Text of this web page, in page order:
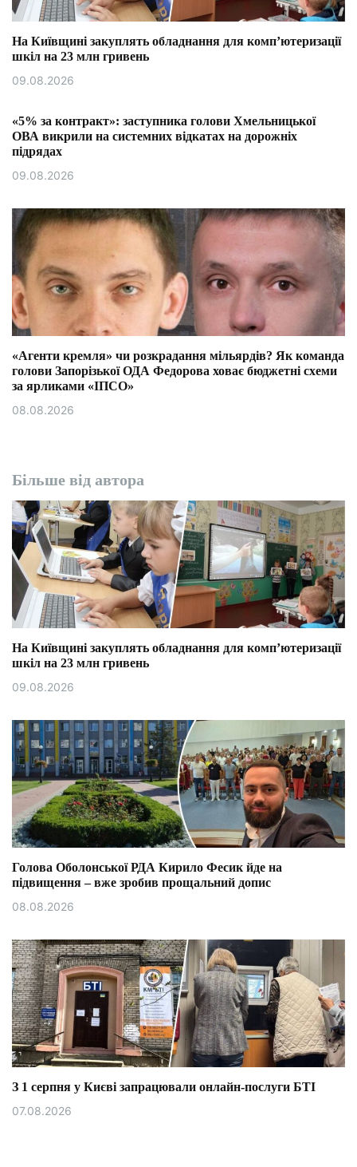
На Київщині закуплять обладнання для комп’ютеризації
шкіл на 23 млн гривень
09.08.2026
«5% за контракт»: заступника голови Хмельницької
ОВА викрили на системних відкатах на дорожніх
підрядах
09.08.2026
«Агенти кремля» чи розкрадання мільярдів? Як команда
голови Запорізької ОДА Федорова ховає бюджетні схеми
за ярликами «ІПСО»
08.08.2026
Більше від автора
На Київщині закуплять обладнання для комп’ютеризації
шкіл на 23 млн гривень
09.08.2026
Голова Оболонської РДА Кирило Фесик йде на
підвищення – вже зробив прощальний допис
08.08.2026
З 1 серпня у Києві запрацювали онлайн-послуги БТІ
07.08.2026